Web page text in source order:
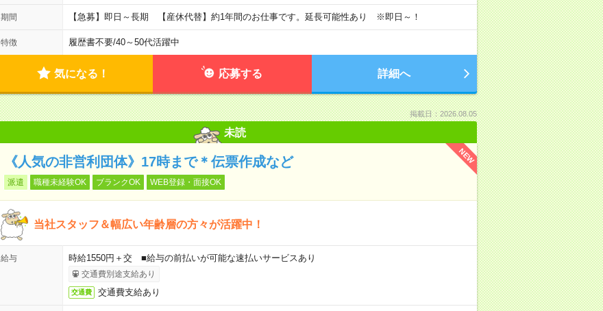
期間 【急募】即日～長期 【産休代替】約1年間のお仕事です。延長可能性あり ※即日～！
特徴 履歴書不要/40～50代活躍中
気になる！ 応募する 詳細へ
掲載日：2026.08.05
未読
NEW
《人気の非営利団体》17時まで＊伝票作成など
派遣 職種未経験OK ブランクOK WEB登録・面接OK
当社スタッフ＆幅広い年齢層の方々が活躍中！
給与 時給1550円＋交 ■給与の前払いが可能な速払いサービスあり
交通費別途支給あり
交通費 交通費支給あり